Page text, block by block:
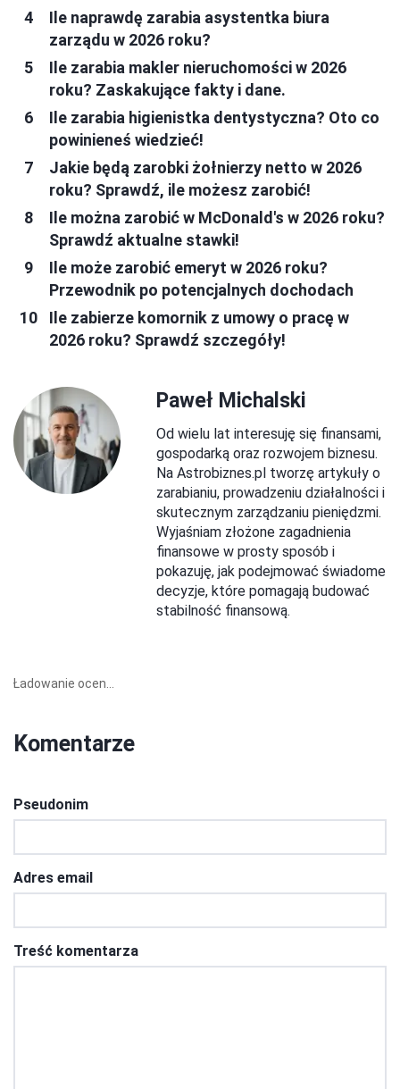
Ile naprawdę zarabia asystentka biura
zarządu w 2026 roku?
Ile zarabia makler nieruchomości w 2026
roku? Zaskakujące fakty i dane.
Ile zarabia higienistka dentystyczna? Oto co
powinieneś wiedzieć!
Jakie będą zarobki żołnierzy netto w 2026
roku? Sprawdź, ile możesz zarobić!
Ile można zarobić w McDonald's w 2026 roku?
Sprawdź aktualne stawki!
Ile może zarobić emeryt w 2026 roku?
Przewodnik po potencjalnych dochodach
Ile zabierze komornik z umowy o pracę w
2026 roku? Sprawdź szczegóły!
Paweł Michalski
Od wielu lat interesuję się finansami,
gospodarką oraz rozwojem biznesu.
Na Astrobiznes.pl tworzę artykuły o
zarabianiu, prowadzeniu działalności i
skutecznym zarządzaniu pieniędzmi.
Wyjaśniam złożone zagadnienia
finansowe w prosty sposób i
pokazuję, jak podejmować świadome
decyzje, które pomagają budować
stabilność finansową.
Ładowanie ocen...
Komentarze
Pseudonim
Adres email
Treść komentarza